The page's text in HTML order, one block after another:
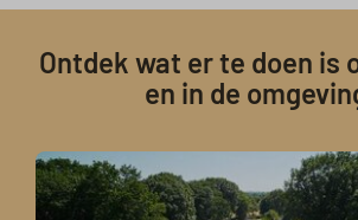
Ontdek wat er te doen is
en in de